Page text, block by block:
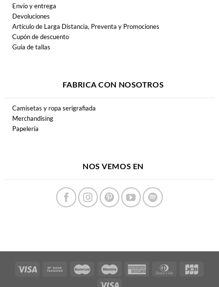
Envío y entrega
Devoluciones
Artículo de Larga Distancia, Preventa y Promociones
Cupón de descuento
Guía de tallas
FABRICA CON NOSOTROS
Camisetas y ropa serigrafiada
Merchandising
Papelería
NOS VEMOS EN